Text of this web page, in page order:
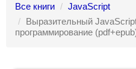
Все книги
JavaScript
Выразительный
программирование